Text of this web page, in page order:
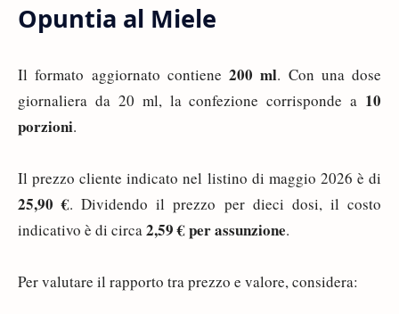
Opuntia al Miele
Il formato aggiornato contiene 200 ml. Con una dose
giornaliera da 20 ml, la confezione corrisponde a 10
porzioni.
Il prezzo cliente indicato nel listino di maggio 2026 è di
25,90 €. Dividendo il prezzo per dieci dosi, il costo
indicativo è di circa2,59 € per assunzione.
Per valutare il rapporto tra prezzo e valore, considera: